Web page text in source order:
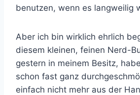
benutzen, wenn es langweilig
Aber ich bin wirklich ehrlich
diesem kleinen, feinen Nerd-
gestern in meinem Besitz,
schon fast ganz
einfach nicht mehr aus der